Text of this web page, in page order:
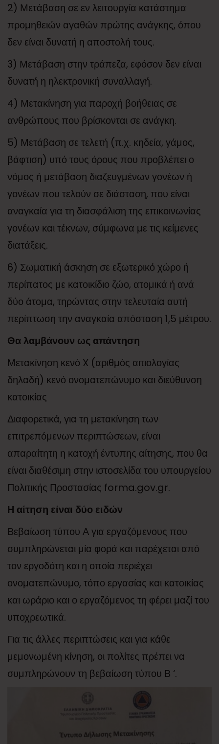
2) Μετάβαση σε εν λειτουργία κατάστημα
προμηθειών αγαθών πρώτης ανάγκης, όπου
δεν είναι δυνατή η αποστολή τους.
3) Μετάβαση στην τράπεζα, εφόσον δεν είναι
δυνατή η ηλεκτρονική συναλλαγή.
4) Μετακίνηση για παροχή βοήθειας σε
ανθρώπους που βρίσκονται σε ανάγκη.
5) Μετάβαση σε τελετή (π.χ. κηδεία, γάμος,
βάφτιση) υπό τους όρους που προβλέπει ο
νόμος ή μετάβαση διαζευγμένων γονέων ή
γονέων που τελούν σε διάσταση, που είναι
αναγκαία για τη διασφάλιση της επικοινωνίας
γονέων και τέκνων, σύμφωνα με τις κείμενες
διατάξεις.
6) Σωματική άσκηση σε εξωτερικό χώρο ή
περίπατος με κατοικίδιο ζώο, ατομικά ή ανά
δύο άτομα, τηρώντας στην τελευταία αυτή
περίπτωση την αναγκαία απόσταση 1,5 μέτρου.
Θα λαμβάνουν ως απάντηση
Μετακίνηση κενό X (αριθμός αιτιολογίας
δηλαδή) κενό ονοματεπώνυμο και διεύθυνση
κατοικίας
Διαφορετικά, για τη μετακίνηση των
επιτρεπόμενων περιπτώσεων, είναι
απαραίτητη η κατοχή έντυπης αίτησης, που θα
είναι διαθέσιμη στην ιστοσελίδα του υπουργείου
Πολιτικής Προστασίας forma.gov.gr.
Η αίτηση είναι δύο ειδών
Βεβαίωση τύπου Α για εργαζόμενους που
συμπληρώνεται μία φορά και παρέχεται από
τον εργοδότη και η οποία περιέχει
ονοματεπώνυμο, τόπο εργασίας και κατοικίας
και ωράριο και ο εργαζόμενος τη φέρει μαζί του
υποχρεωτικά.
Για τις άλλες περιπτώσεις και για κάθε
μεμονωμένη κίνηση, οι πολίτες πρέπει να
συμπληρώνουν τη βεβαίωση τύπου Β ‘.